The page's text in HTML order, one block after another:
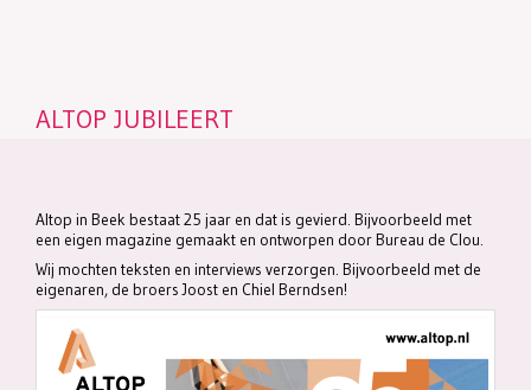
ALTOP JUBILEERT
Altop in Beek bestaat 25 jaar en dat is gevierd. Bijvoorbeeld met
een eigen magazine gemaakt en ontworpen door Bureau de Clou.
Wij mochten teksten en interviews verzorgen. Bijvoorbeeld met de
eigenaren, de broers Joost en Chiel Berndsen!